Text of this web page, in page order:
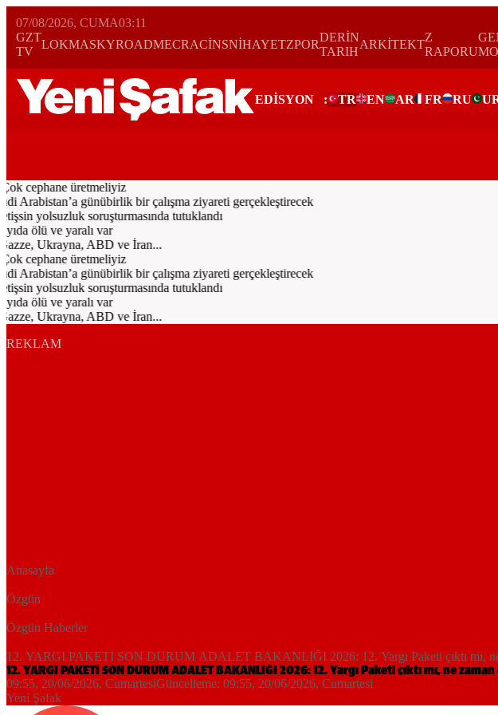
07/08/2026, CUMA03:11
GZT
TV
LOKMASKYROADMECRACİNSNİHAYETZPOR
DERİN
TARIH
ARKİTEKT
Z
RAPORU
EDİSYON : TR EN AR FR RU
cephane üretmeliyiz
Arabistan’a günübirlik bir çalışma ziyareti gerçekleştirecek
yolsuzluk soruşturmasında tutuklandı
ölü ve yaralı var
Ukrayna, ABD ve İran...
cephane üretmeliyiz
Arabistan’a günübirlik bir çalışma ziyareti gerçekleştirecek
yolsuzluk soruşturmasında tutuklandı
ölü ve yaralı var
Ukrayna, ABD ve İran...
REKLAM
Anasayfa
Özgün
Özgün Haberler
12. YARGI PAKETİ SON DURUM ADALET BAKANLIĞI 2026: 12. Yargı Paketi çıktı mı, ne
12. YARGI PAKETİ SON DURUM ADALET BAKANLIĞI 2026: 12. Yargı Paketi çıktı mı, ne
09:55, 20/06/2026, CumartesiGüncelleme: 09:55, 20/06/2026, Cumartesi
Yeni Şafak